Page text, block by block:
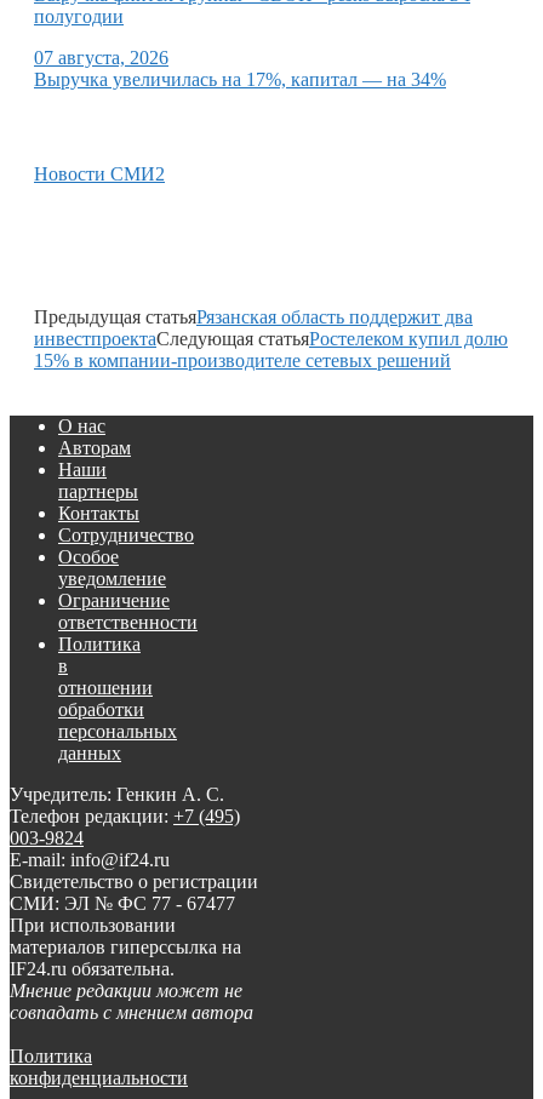
полугодии
07 августа, 2026
Выручка увеличилась на 17%, капитал — на 34%
Новости СМИ2
Предыдущая статьяРязанская область поддержит два
инвестпроектаСледующая статьяРостелеком купил долю
15% в компании-производителе сетевых решений
О нас
Авторам
Наши
партнеры
Контакты
Сотрудничество
Особое
уведомление
Ограничение
ответственности
Политика
в
отношении
обработки
персональных
данных
Учредитель: Генкин А. С.
Телефон редакции: +7 (495)
003-9824
E-mail: info@if24.ru
Свидетельство о регистрации
СМИ: ЭЛ № ФС 77 - 67477
При использовании
материалов гиперссылка на
IF24.ru обязательна.
Мнение редакции может не
совпадать с мнением автора
Политика
конфиденциальности